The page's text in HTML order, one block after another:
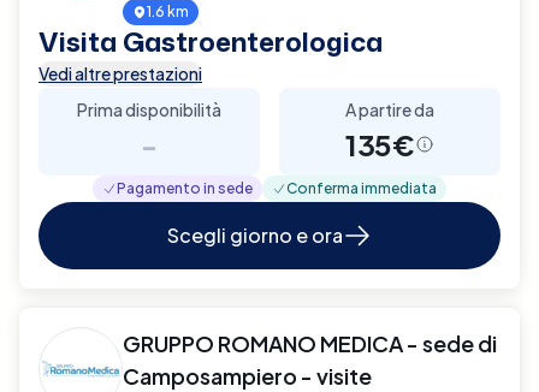
1.6 km
Visita Gastroenterologica
Vedi altre prestazioni
Prima disponibilità
-
A partire da
135€
Pagamento in sede Conferma immediata
Scegli giorno e ora
GRUPPO ROMANO MEDICA - sede di
Camposampiero - visite